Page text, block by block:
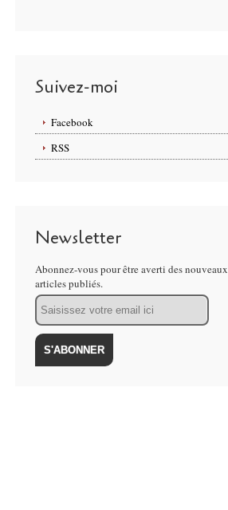
Suivez-moi
Facebook
RSS
Newsletter
Abonnez-vous pour être averti des nouveaux
articles publiés.
Email